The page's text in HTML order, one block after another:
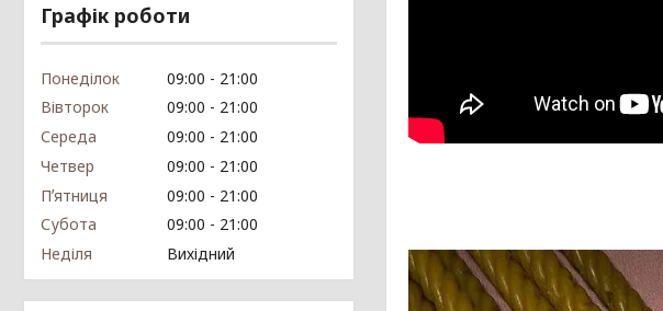
Графік роботи
Понеділок 09:00
21:00
Вівторок
09:00
21:00
Середа
09:00
21:00
Четвер
09:00
21:00
Пʼятниця
09:00
21:00
Субота
09:00
21:00
Неділя
Вихідний